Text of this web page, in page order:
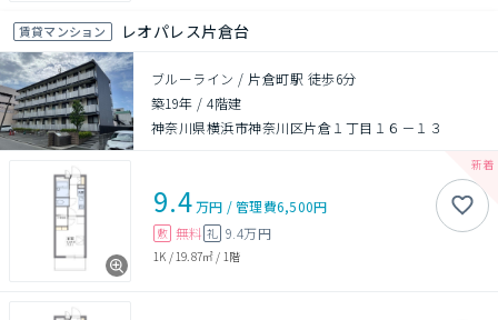
賃貸マンション レオパレス片倉台
ブルーライン / 片倉町駅 徒歩6分
築19年 /4階建
神奈川県横浜市神奈川区片倉１丁目１６－１３
9.4万円 /管理費6,500円
敷 無料 礼 9.4万円
1K / 19.87㎡ / 1階